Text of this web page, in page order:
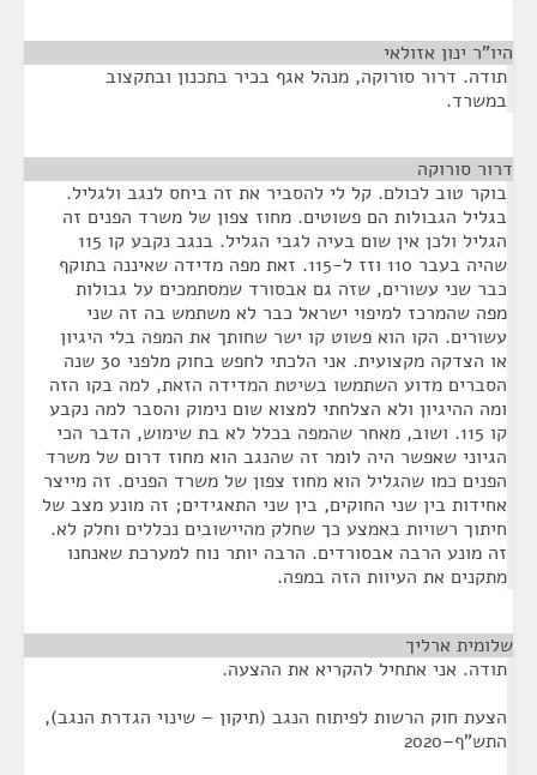
היו"ר ינון אזולאי
תודה. דרור סורוקה, מנהל אגף בכיר בתכנון ובתקצוב
במשרד.
דרור סורוקה
בוקר טוב לכולם. קל לי להסביר את זה ביחס לנגב ולגליל.
בגליל הגבולות הם פשוטים. מחוז צפון של משרד הפנים זה
הגליל ולכן אין שום בעיה לגבי הגליל. בנגב נקבע קו 115
שהיה בעבר 110 וזז ל-115. זאת מפה מדידה שאיננה בתוקף
כבר שני עשורים, שזה גם אבסורד שמסתמכים על גבולות
מפה שהמרכז למיפוי ישראל כבר לא משתמש בה זה שני
עשורים. הקו הוא פשוט קו ישר שחותך את המפה בלי היגיון
או הצדקה מקצועית. אני הלכתי לחפש בחוק מלפני 30 שנה
הסברים מדוע השתמשו בשיטת המדידה הזאת, למה בקו הזה
ומה ההיגיון ולא הצלחתי למצוא שום נימוק והסבר למה נקבע
קו 115. ושוב, מאחר שהמפה בכלל לא בת שימוש, הדבר הכי
הגיוני שאפשר היה לומר זה שהנגב הוא מחוז דרום של משרד
הפנים כמו שהגליל הוא מחוז צפון של משרד הפנים. זה מייצר
אחידות בין שני החוקים, בין שני התאגידים; זה מונע מצב של
חיתוך רשויות באמצע כך שחלק מהיישובים נכללים וחלק לא.
זה מונע הרבה אבסורדים. הרבה יותר נוח למערכת שאנחנו
מתקנים את העיוות הזה במפה.
שלומית ארליך
תודה. אני אתחיל להקריא את ההצעה.
הצעת חוק הרשות לפיתוח הנגב (תיקון – שינוי הגדרת הנגב),
התש"ף–2020